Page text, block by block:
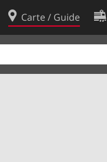
Carte / Guide